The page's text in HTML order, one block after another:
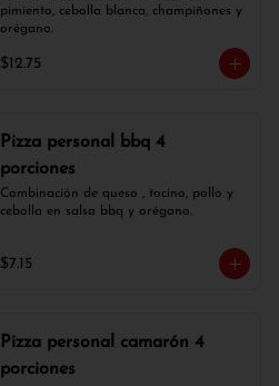
pimiento, cebolla blanca, champiñones y
orégano.
$12.75
Pizza personal bbq 4
porciones
Combinación de queso , tocino, pollo y
cebolla en salsa bbq y orégano.
$7.15
Pizza personal camarón 4
porciones